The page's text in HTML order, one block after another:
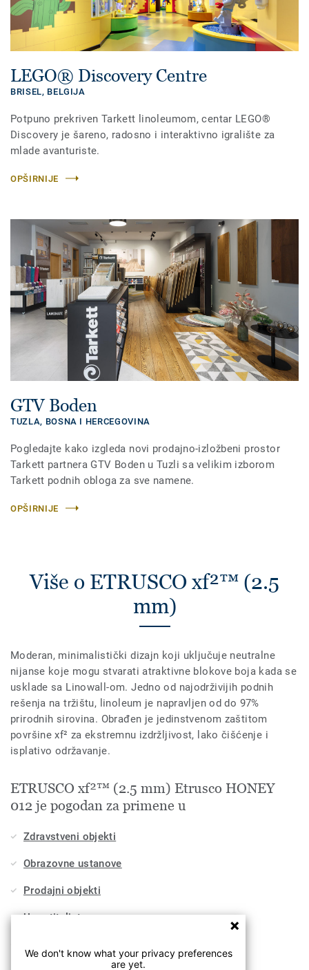
LEGO® Discovery Centre
BRISEL, BELGIJA
Potpuno prekriven Tarkett linoleumom, centar LEGO®
Discovery je šareno, radosno i interaktivno igralište za
mlade avanturiste.
OPŠIRNIJE
GTV Boden
TUZLA, BOSNA I HERCEGOVINA
Pogledajte kako izgleda novi prodajno-izložbeni prostor
Tarkett partnera GTV Boden u Tuzli sa velikim izborom
Tarkett podnih obloga za sve namene.
OPŠIRNIJE
Više o ETRUSCO xf²™ (2.5
mm)
Moderan, minimalistički dizajn koji uključuje neutralne
nijanse koje mogu stvarati atraktivne blokove boja kada se
usklade sa Linowall-om. Jedno od najodrživijih podnih
rešenja na tržištu, linoleum je napravljen od do 97%
prirodnih sirovina. Obrađen je jedinstvenom zaštitom
površine xf² za ekstremnu izdržljivost, lako čišćenje i
isplativo održavanje.
ETRUSCO xf²™ (2.5 mm) Etrusco HONEY
012 je pogodan za primene u
Zdravstveni objekti
Obrazovne ustanove
Prodajni objekti
Ugostiteljstvo
We don't know what your privacy preferences
are yet.